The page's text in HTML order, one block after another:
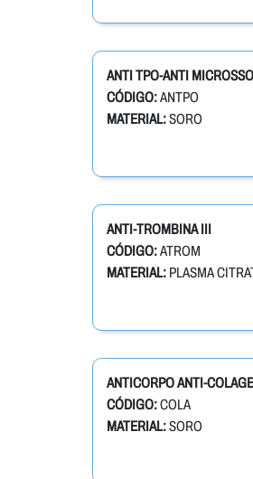
ANTI TPO-ANTI
CÓDIGO:ANTPO
MATERIAL:SORO
ANTI-TROMBINA III
CÓDIGO:ATROM
MATERIAL: PLASMA
ANTICORPO ANTI-
CÓDIGO:COLA
MATERIAL:SORO